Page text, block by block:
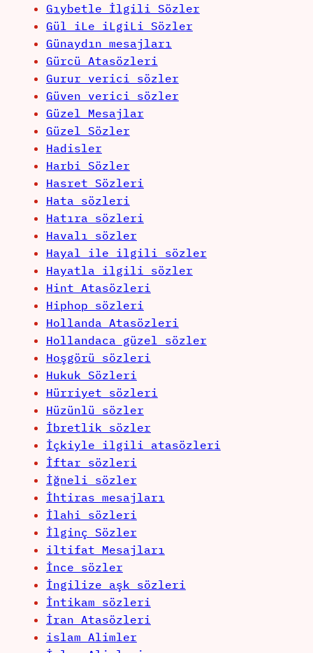
Gıybetle İlgili Sözler
Gül iLe iLgiLi Sözler
Günaydın mesajları
Gürcü Atasözleri
Gurur verici sözler
Güven verici sözler
Güzel Mesajlar
Güzel Sözler
Hadisler
Harbi Sözler
Hasret Sözleri
Hata sözleri
Hatıra sözleri
Havalı sözler
Hayal ile ilgili sözler
Hayatla ilgili sözler
Hint Atasözleri
Hiphop sözleri
Hollanda Atasözleri
Hollandaca güzel sözler
Hoşgörü sözleri
Hukuk Sözleri
Hürriyet sözleri
Hüzünlü sözler
İbretlik sözler
İçkiyle ilgili atasözleri
İftar sözleri
İğneli sözler
İhtiras mesajları
İlahi sözleri
İlginç Sözler
iltifat Mesajları
İnce sözler
İngilize aşk sözleri
İntikam sözleri
İran Atasözleri
islam Alimler